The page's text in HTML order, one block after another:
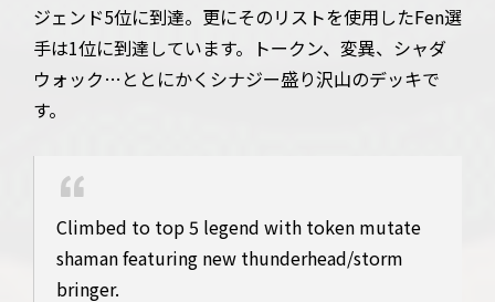
ジェンド5位に到達。更にそのリストを使用したFen選
手は1位に到達しています。トークン、変異、シャダ
ウォック…ととにかくシナジー盛り沢山のデッキで
す。
Climbed to top 5 legend with token mutate
shaman featuring new thunderhead/storm
bringer.